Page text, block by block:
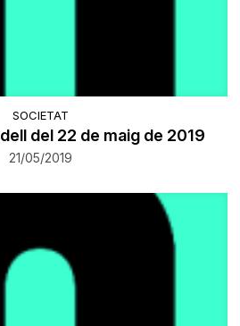
SOCIETAT
del 22 de maig de 2019
21/05/2019